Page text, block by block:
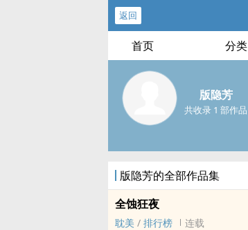
返回
首页 分类
版隐芳
共收录 1 部作品
版隐芳的全部作品集
全蚀狂夜
耽美 / 排行榜
连载